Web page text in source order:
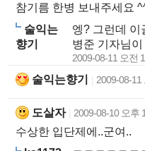
참기름 한병 보내주세요
술익는
향기
엥? 그런데 이
병준 기자님
2009-08-11 오전
술익는향기 2009-08-11
도살자 2009-08-10 오후
수상한 입단제에..군여..